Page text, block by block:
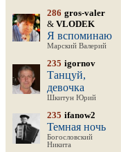
286 gros-valer
& VLODEK
Я вспоминаю
Марский Валерий
235 igornov
Танцуй,
девочка
Шкитун Юрий
235 ifanow2
Темная ночь
Богословский
Никита